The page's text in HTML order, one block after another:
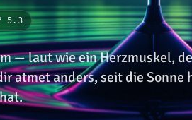
5.3
— laut wie ein Herzmuskel,
atmet anders, seit die